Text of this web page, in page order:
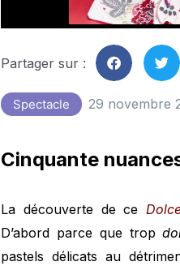
Partager sur :
Spectacle 29 novembre
Cinquante
La découverte de ce
D’abord parce que trop
pastels délicats au